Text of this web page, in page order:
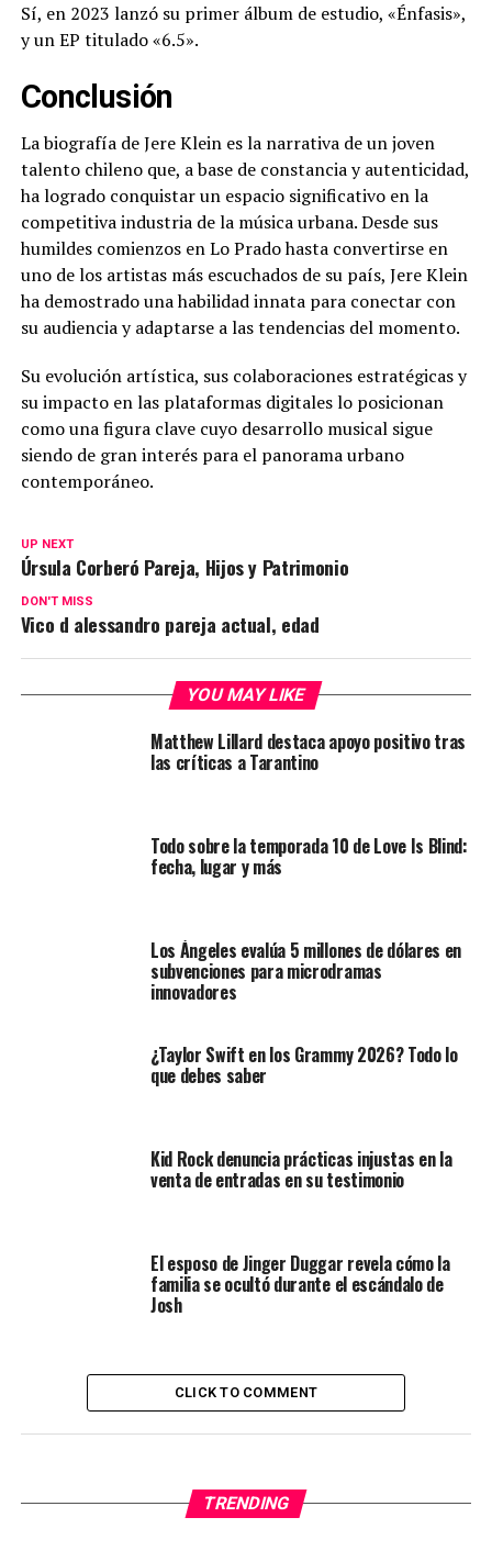
Sí, en 2023 lanzó su primer álbum de estudio, «Énfasis»,
y un EP titulado «6.5».
Conclusión
La biografía de Jere Klein es la narrativa de un joven
talento chileno que, a base de constancia y autenticidad,
ha logrado conquistar un espacio significativo en la
competitiva industria de la música urbana. Desde sus
humildes comienzos en Lo Prado hasta convertirse en
uno de los artistas más escuchados de su país, Jere Klein
ha demostrado una habilidad innata para conectar con
su audiencia y adaptarse a las tendencias del momento.
Su evolución artística, sus colaboraciones estratégicas y
su impacto en las plataformas digitales lo posicionan
como una figura clave cuyo desarrollo musical sigue
siendo de gran interés para el panorama urbano
contemporáneo.
UP NEXT
Úrsula Corberó Pareja, Hijos y Patrimonio
DON'T MISS
Vico d alessandro pareja actual, edad
YOU MAY LIKE
Matthew Lillard destaca apoyo positivo tras
las críticas a Tarantino
Todo sobre la temporada 10 de Love Is Blind:
fecha, lugar y más
Los Ángeles evalúa 5 millones de dólares en
subvenciones para microdramas
innovadores
¿Taylor Swift en los Grammy 2026? Todo lo
que debes saber
Kid Rock denuncia prácticas injustas en la
venta de entradas en su testimonio
El esposo de Jinger Duggar revela cómo la
familia se ocultó durante el escándalo de
Josh
CLICK TO COMMENT
TRENDING